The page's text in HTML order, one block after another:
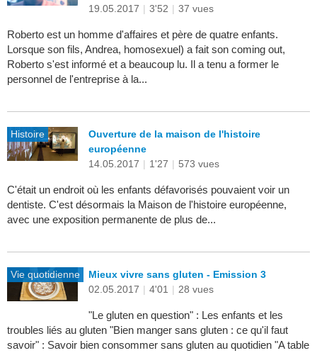
19.05.2017 | 3'52 | 37 vues
Roberto est un homme d'affaires et père de quatre enfants.
Lorsque son fils, Andrea, homosexuel) a fait son coming out,
Roberto s'est informé et a beaucoup lu. Il a tenu a former le
personnel de l'entreprise à la...
Histoire
Ouverture de la maison de l'histoire
européenne
14.05.2017 | 1'27 | 573 vues
C'était un endroit où les enfants défavorisés pouvaient voir un
dentiste. C'est désormais la Maison de l'histoire européenne,
avec une exposition permanente de plus de...
Vie quotidienne
Mieux vivre sans gluten - Emission 3
02.05.2017 | 4'01 | 28 vues
"Le gluten en question" : Les enfants et les
troubles liés au gluten "Bien manger sans gluten : ce qu'il faut
savoir" : Savoir bien consommer sans gluten au quotidien "A table